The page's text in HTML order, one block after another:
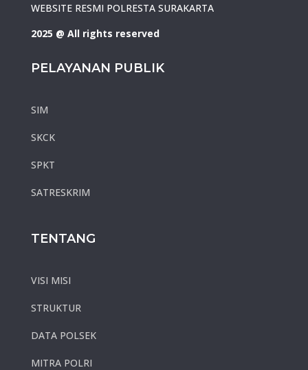
WEBSITE RESMI POLRESTA SURAKARTA
2025 @ All rights reserved
PELAYANAN PUBLIK
SIM
SKCK
SPKT
SATRESKRIM
TENTANG
VISI MISI
STRUKTUR
DATA POLSEK
MITRA POLRI